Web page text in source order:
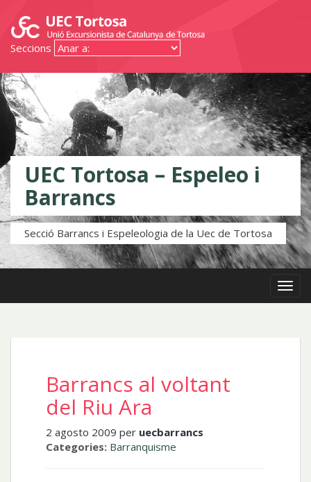
Seccions
UEC Tortosa – Espeleo i
Barrancs
Secció Barrancs i Espeleologia de la Uec de Tortosa
Menú
Barrancs al voltant
del Riu Ara
2 agosto 2009 per uecbarrancs
Categories: Barranquisme